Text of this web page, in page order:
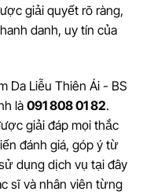
giải quyết rõ ràng,
danh, uy tín của
Da Liễu Thiên Ái - BS
là 091 808 01 82.
giải đáp mọi thắc
đánh giá, góp ý từ
dụng dịch vụ tại đây
sĩ và nhân viên từng